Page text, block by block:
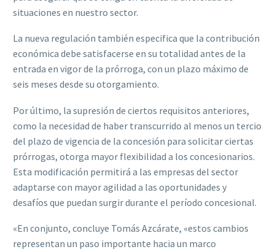
situaciones en nuestro sector.
La nueva regulación también especifica que la contribución
económica debe satisfacerse en su totalidad antes de la
entrada en vigor de la prórroga, con un plazo máximo de
seis meses desde su otorgamiento.
Por último, la supresión de ciertos requisitos anteriores,
como la necesidad de haber transcurrido al menos un tercio
del plazo de vigencia de la concesión para solicitar ciertas
prórrogas, otorga mayor flexibilidad a los concesionarios.
Esta modificación permitirá a las empresas del sector
adaptarse con mayor agilidad a las oportunidades y
desafíos que puedan surgir durante el período concesional.
«En conjunto, concluye Tomás Azcárate, «estos cambios
representan un paso importante hacia un marco